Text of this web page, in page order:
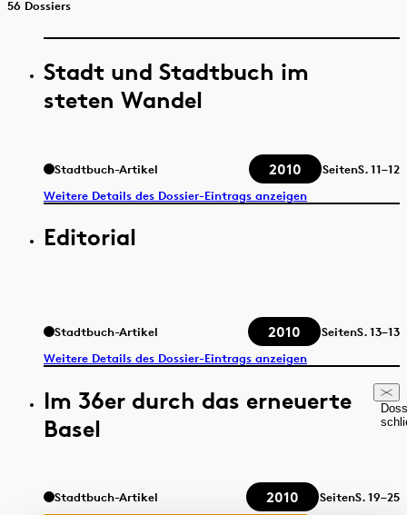
56 Dossiers
Stadt und Stadtbuch im
steten Wandel
Stadtbuch-Artikel 2010 SeitenS.11–12
Weitere Details des Dossier-Eintrags anzeigen
Editorial
Stadtbuch-Artikel 2010 SeitenS.13–13
Weitere Details des Dossier-Eintrags anzeigen
Im 36er durch das erneuerte
Basel
Stadtbuch-Artikel 2010 SeitenS.19–25